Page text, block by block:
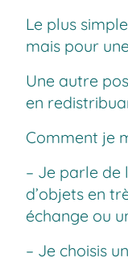
Le plus
mais pour
Une autre
en
Comment je
– Je parle de
d’objets en
échange ou
– Je choisis